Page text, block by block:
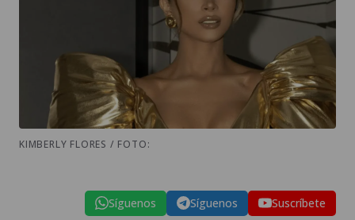
KIMBERLY FLORES / FOTO:
Síguenos Síguenos Suscríbete